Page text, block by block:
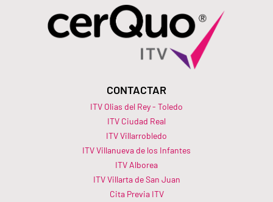
CONTACTAR
ITV Olias del Rey - Toledo
ITV Ciudad Real
ITV Villarrobledo
ITV Villanueva de los Infantes
ITV Alborea
ITV Villarta de San Juan
Cita Previa ITV